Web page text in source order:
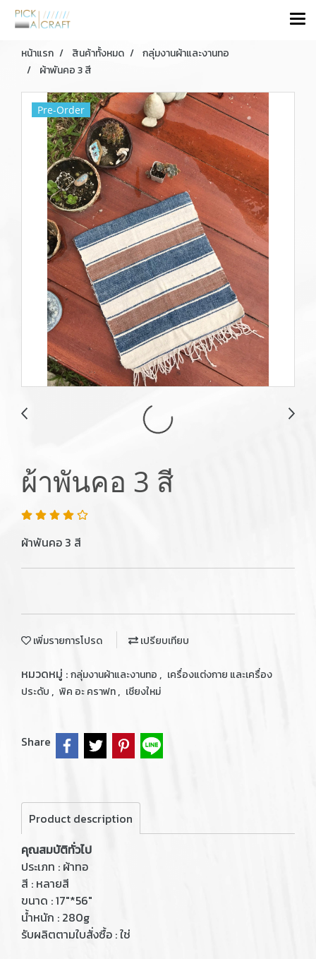
หน้าแรก สินค้าทั้งหมด
กลุ่มงานผ้าและงานทอ
ผ้าพันคอ 3 สี
Pre-Order
ผ้าพันคอ 3 สี
ผ้าพันคอ 3 สี
เพิ่มรายการโปรด เปรียบเทียบ
หมวดหมู่ :กลุ่มงานผ้าและงานทอ , เครื่องแต่งกาย และเครื่อง
ประดับ , พิค อะ คราฟท, เชียงใหม่
Share
Product description
คุณสมบัติทั่วไป
ประเภท : ผ้าทอ
สี : หลายสี
ขนาด : 17"*56"
น้ำหนัก : 280g
รับผลิตตามใบสั่งซื้อ : ใช่